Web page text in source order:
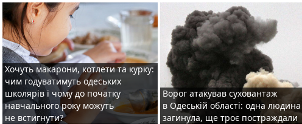
Хочуть макарони, котлети та курку:
чим годуватимуть одеських
школярів і чому до початку
навчального року можуть
не встигнути?
Ворог атакував суховантаж
в Одеській області: одна людина
загинула, ще троє постраждали